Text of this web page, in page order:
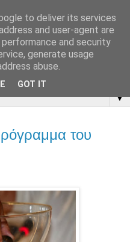
▼
του
to deliver its services
and user-agent are
and security
generate usage
abuse.
GOT IT